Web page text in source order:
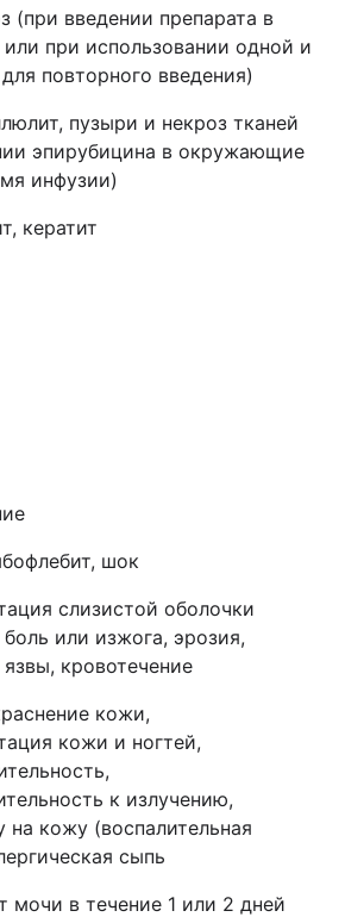
(при введении препарата в
при использовании одной и
повторного введения)
пузыри и некроз тканей
эпирубицина в окружающие
инфузии)
кератит
шок
слизистой оболочки
или изжога, эрозия,
кровотечение
кожи,
кожи и ногтей,
к излучению,
на кожу (воспалительная
сыпь
мочи в течение 1 или 2 дней